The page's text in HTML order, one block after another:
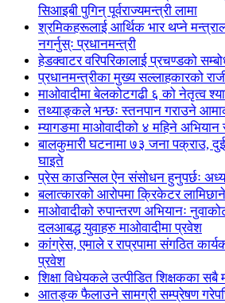
सिआइबी पुगिन् पूर्वराज्यमन्त्री लामा
श्रमिकहरूलाई आर्थिक भार थप्ने
नगर्नुस्ः प्रधानमन्त्री
हेडक्वाटर वरिपरिकालाई प्रचण्डको
प्रधानमन्त्रीका मुख्य सल्लाहकारको
माओवादीमा बेलकोटगढी ६ को नेतृत्व
तथ्याङ्कले भन्छः स्तनपान गराउने
म्यागङमा माओवादीको ४ महिने अभियान
बालकुमारी घटनामा ७३ जना पक्राउ,
घाइते
प्रेस काउन्सिल ऐन संसोधन हुनुपर्छः
बलात्कारको आरोपमा क्रिकेटर लामिछाने
माओवादीको रुपान्तरण अभियानः
दलआबद्ध युवाहरु माओवादीमा प्रवेश
कांग्रेस, एमाले र राप्रपामा संगठित
प्रवेश
शिक्षा विधेयकले उत्पीडित शिक्षकका सबै
आतङ्क फैलाउने सामग्री सम्प्रेषण